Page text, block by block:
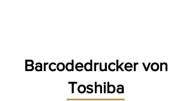
Barcodedrucker von
Toshiba